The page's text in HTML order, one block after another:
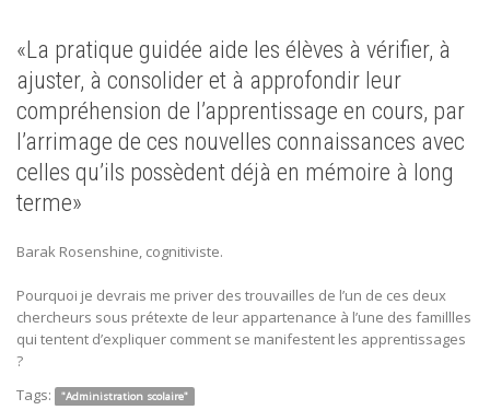
«La pratique guidée aide les élèves à vérifier, à
ajuster, à consolider et à approfondir leur
compréhension de l’apprentissage en cours, par
l’arrimage de ces nouvelles connaissances avec
celles qu’ils possèdent déjà en mémoire à long
terme»
Barak Rosenshine, cognitiviste.
Pourquoi je devrais me priver des trouvailles de l’un de ces deux
chercheurs sous prétexte de leur appartenance à l’une des famillles
qui tentent d’expliquer comment se manifestent les apprentissages
?
Tags:
"Administration scolaire"